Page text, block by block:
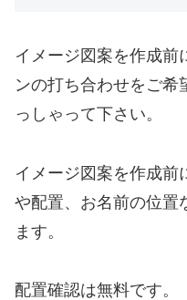
イメージ図案を作成前
ンの打ち合わせをご希
っしゃって下さい。
イメージ図案を作成前
や配置、お名前の位置
ます。
配置確認は無料です。